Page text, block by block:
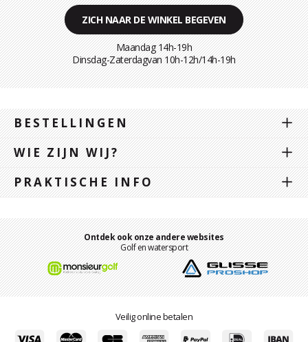
ZICH NAAR DE WINKEL BEGEVEN
Maandag 14h-19h
Dinsdag-Zaterdagvan 10h-12h/14h-19h
BESTELLINGEN
WIE ZIJN WIJ?
PRAKTISCHE INFO
Ontdek ook onze andere websites
Golf en watersport
Veilig online betalen